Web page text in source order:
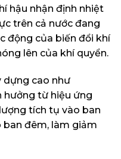
hậu nhận định nhiệt
trên cả nước đang
động của biến đổi khí
lên của khí quyển.
dựng cao như
hưởng từ hiệu ứng
tích tụ vào ban
ban đêm, làm giảm